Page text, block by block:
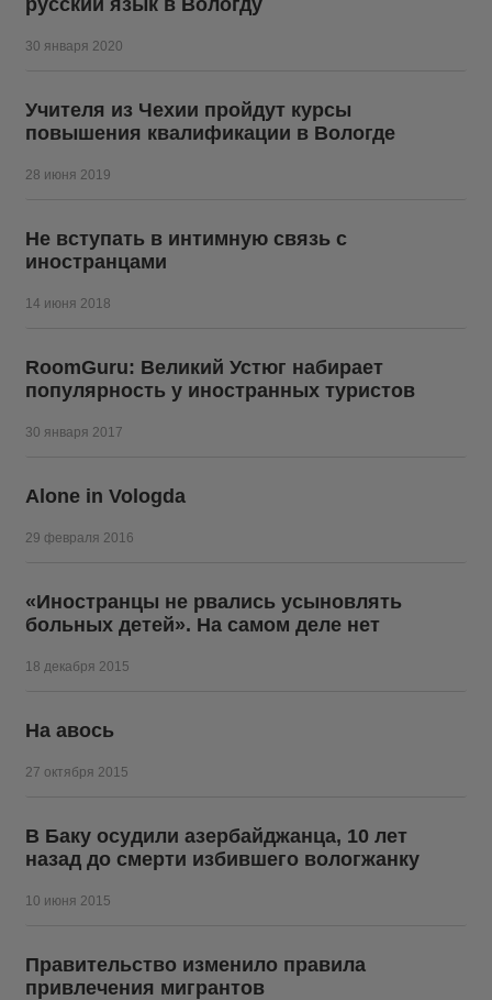
русский язык в Вологду
30 января 2020
Учителя из Чехии пройдут курсы
повышения квалификации в Вологде
28 июня 2019
Не вступать в интимную связь с
иностранцами
14 июня 2018
RoomGuru: Великий Устюг набирает
популярность у иностранных туристов
30 января 2017
Alone in Vologda
29 февраля 2016
«Иностранцы не рвались усыновлять
больных детей». На самом деле нет
18 декабря 2015
На авось
27 октября 2015
В Баку осудили азербайджанца, 10 лет
назад до смерти избившего вологжанку
10 июня 2015
Правительство изменило правила
привлечения мигрантов